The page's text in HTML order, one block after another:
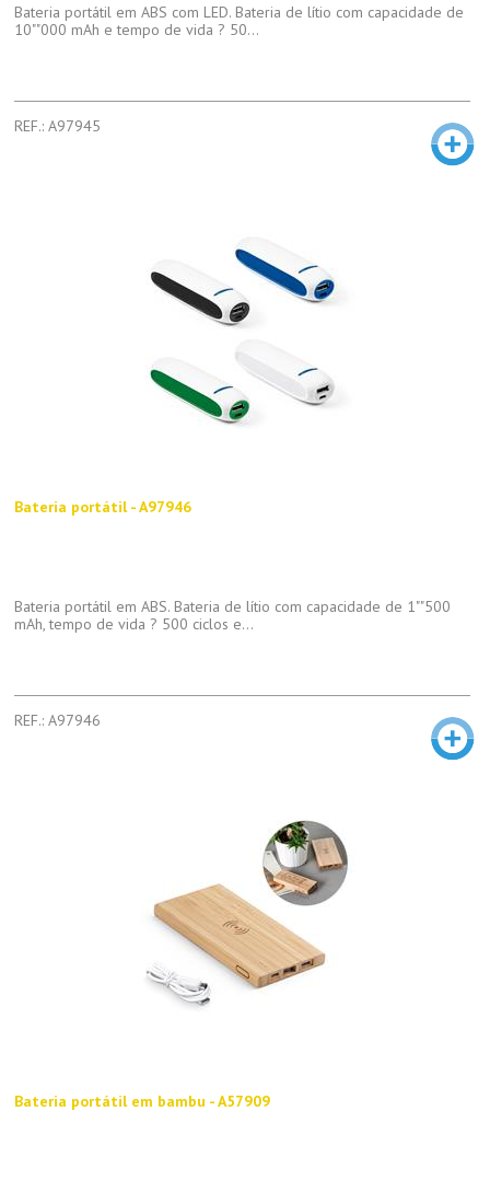
Bateria portátil em ABS com LED. Bateria de lítio com capacidade de
10""000 mAh e tempo de vida ? 50...
REF.: A97945
Bateria portátil - A97946
Bateria portátil em ABS. Bateria de lítio com capacidade de 1""500
mAh, tempo de vida ? 500 ciclos e...
REF.: A97946
Bateria portátil em bambu - A57909